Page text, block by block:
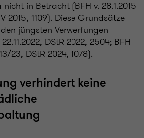
in Betracht (BFH v. 28.1.2015
2015, 1109). Diese Grundsätze
jüngsten Verwerfungen
DStR 2022, 2504; BFH
23, DStR 2024, 1078).
verhindert keine